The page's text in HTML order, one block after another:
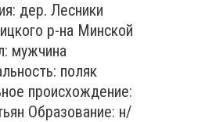
дер. Лесники
р-на Минской
мужчина
поляк
происхождение:
Образование: н/